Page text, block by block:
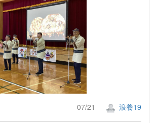
07/21 浪養19